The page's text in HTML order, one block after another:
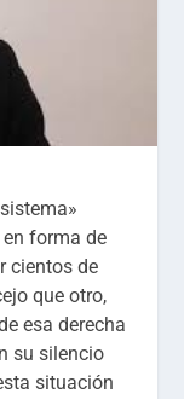
forma de
cientos de
que otro,
esa derecha
su silencio
situación